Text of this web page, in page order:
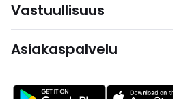
Vastuullisuus
Asiakaspalvelu